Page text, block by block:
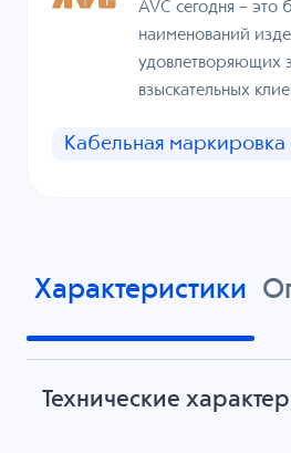
AVC сегодня – это
наименований
удовлетворяющих
взыскательных
Кабельная
Характеристики
Технические